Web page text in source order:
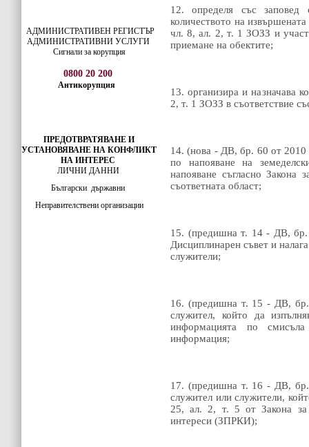
АДМИНИСТРАТИВЕН РЕГИСТЪР
АДМИНИСТРАТИВНИ УСЛУГИ
Сигнали за корупция
0800 20 200
Антикорупция
ПРЕДОТВРАТЯВАНЕ И
УСТАНОВЯВАНЕ НА КОНФЛИКТ
НА ИНТЕРЕС
ЛИЧНИ ДАННИ
Български държавни
Неправителствени организации
12. определя със заповед
количеството на
чл. 8, ал. 2, т. 1 ЗОЗЗ и
приемане на обектите;
13. организира и назначава
2, т. 1 ЗОЗЗ в съответствие
14. (нова - ДВ, бр. 60 от 2010
по напояване на
напояване съгласно Закона
съответната област;
15. (предишна т. 14 - ДВ, бр.
Дисциплинарен съвет и
служители;
16. (предишна т. 15 - ДВ, бр.
служител, който да
информацията по
информация;
17. (предишна т. 16 - ДВ, бр.
служител или служители,
25, ал. 2, т. 5 от Закона за
интереси (ЗПРКИ);